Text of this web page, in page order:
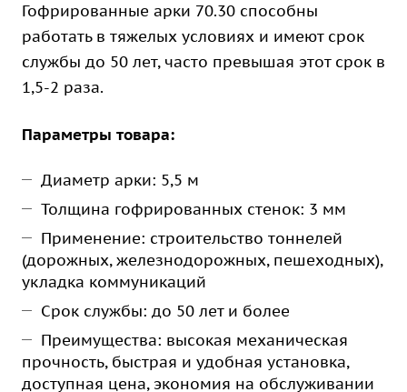
Гофрированные арки 70.30 способны
работать в тяжелых условиях и имеют срок
службы до 50 лет, часто превышая этот срок в
1,5-2 раза.
Параметры товара:
Диаметр арки: 5,5 м
Толщина гофрированных стенок: 3 мм
Применение: строительство тоннелей
(дорожных, железнодорожных, пешеходных),
укладка коммуникаций
Срок службы: до 50 лет и более
Преимущества: высокая механическая
прочность, быстрая и удобная установка,
доступная цена, экономия на обслуживании